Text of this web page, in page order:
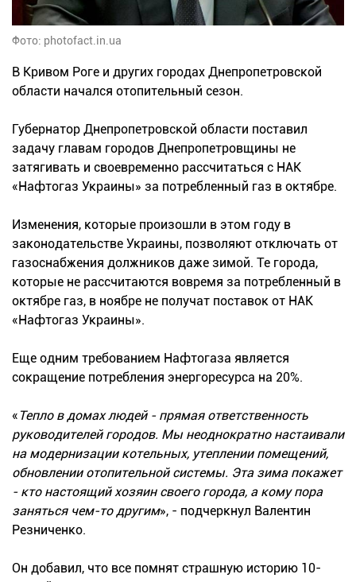
Фото: photofact.in.ua
В Кривом Роге и других городах Днепропетровской
области начался отопительный сезон.
Губернатор Днепропетровской области поставил
задачу главам городов Днепропетровщины не
затягивать и своевременно рассчитаться с НАК
«Нафтогаз Украины» за потребленный газ в октябре.
Изменения, которые произошли в этом году в
законодательстве Украины, позволяют отключать от
газоснабжения должников даже зимой. Те города,
которые не рассчитаются вовремя за потребленный в
октябре газ, в ноябре не получат поставок от НАК
«Нафтогаз Украины».
Еще одним требованием Нафтогаза является
сокращение потребления энергоресурса на 20%.
« Тепло в домах людей - прямая ответственность
руководителей городов. Мы неоднократно настаивали
на модернизации котельных, утеплении помещений,
обновлении отопительной системы. Эта зима покажет
- кто настоящий хозяин своего города, а кому пора
заняться чем-то другим», - подчеркнул Валентин
Резниченко.
Он добавил, что все помнят страшную историю 10-